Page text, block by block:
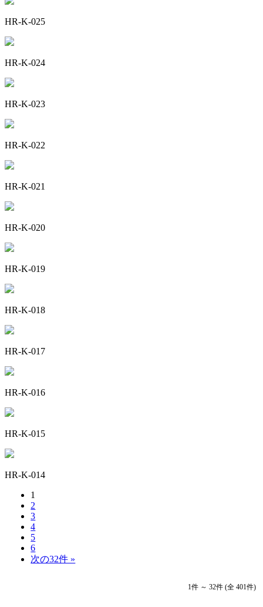
HR-K-025
HR-K-024
HR-K-023
HR-K-022
HR-K-021
HR-K-020
HR-K-019
HR-K-018
HR-K-017
HR-K-016
HR-K-015
HR-K-014
1
2
3
4
5
6
次の32件 »
1件 ～ 32件 (全 401件)